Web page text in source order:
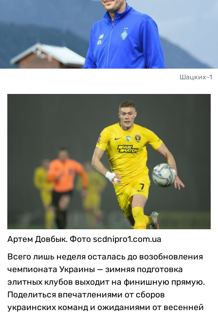
Шацких-1
Артем Довбык. Фото scdnipro1.com.ua
Всего лишь неделя осталась до возобновления
чемпионата Украины — зимняя подготовка
элитных клубов выходит на финишную прямую.
Поделиться впечатлениями от сборов
украинских команд и ожиданиями от весенней